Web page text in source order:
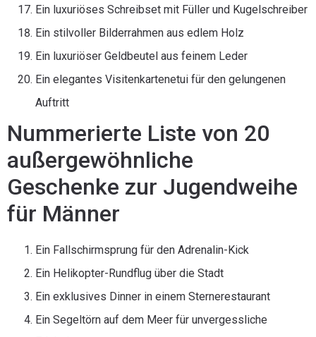
Ein luxuriöses Schreibset mit Füller und Kugelschreiber
Ein stilvoller Bilderrahmen aus edlem Holz
Ein luxuriöser Geldbeutel aus feinem Leder
Ein elegantes Visitenkartenetui für den gelungenen
Auftritt
Nummerierte Liste von 20
außergewöhnliche
Geschenke zur Jugendweihe
für Männer
Ein Fallschirmsprung für den Adrenalin-Kick
Ein Helikopter-Rundflug über die Stadt
Ein exklusives Dinner in einem Sternerestaurant
Ein Segeltörn auf dem Meer für unvergessliche